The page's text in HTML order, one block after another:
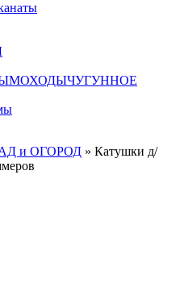
ЧУГУННОЕ
и ОГОРОД » Катушки д/